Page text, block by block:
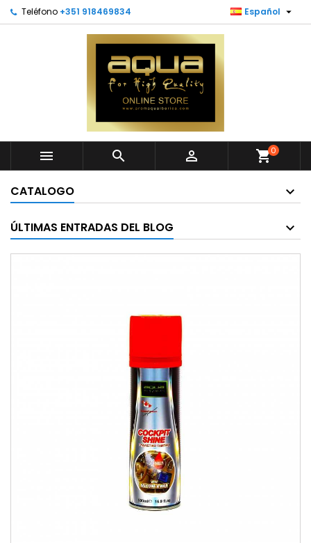
Teléfono +351 918469834 Español 
   shopping_cart0
CATALOGO
ÚLTIMAS ENTRADAS DEL BLOG